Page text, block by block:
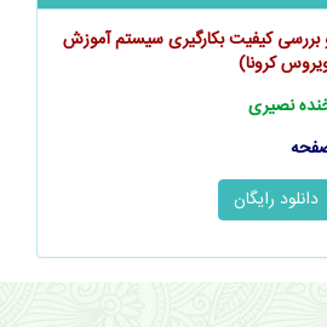
بررسی کیفیت بکارگیری سیستم آموزش
کرونا)
نصیری